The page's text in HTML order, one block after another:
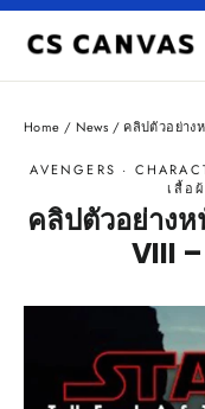
Skip
Home / News / คลิปตัวอย่างห
AVENGERS ·
เสื้อ
คลิปตัวอย่าง
VIII –